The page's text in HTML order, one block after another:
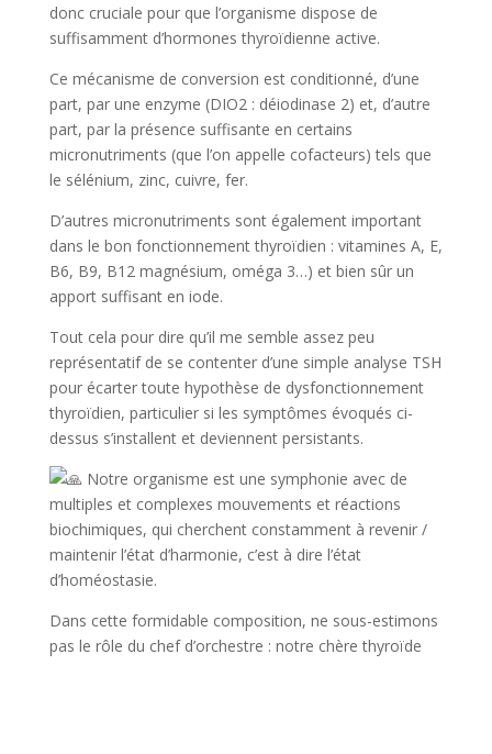
donc cruciale pour que l’organisme dispose de
suffisamment d’hormones thyroïdienne active.
Ce mécanisme de conversion est conditionné, d’une
part, par une enzyme (DIO2 : déiodinase 2) et, d’autre
part, par la présence suffisante en certains
micronutriments (que l’on appelle cofacteurs) tels que
le sélénium, zinc, cuivre, fer.
D’autres micronutriments sont également important
dans le bon fonctionnement thyroïdien : vitamines A, E,
B6, B9, B12 magnésium, oméga 3…) et bien sûr un
apport suffisant en iode.
Tout cela pour dire qu’il me semble assez peu
représentatif de se contenter d’une simple analyse TSH
pour écarter toute hypothèse de dysfonctionnement
thyroïdien, particulier si les symptômes évoqués ci-
dessus s’installent et deviennent persistants.
Notre organisme est une symphonie avec de
multiples et complexes mouvements et réactions
biochimiques, qui cherchent constamment à revenir /
maintenir l’état d’harmonie, c’est à dire l’état
d’homéostasie.
Dans cette formidable composition, ne sous-estimons
pas le rôle du chef d’orchestre : notre chère thyroïde